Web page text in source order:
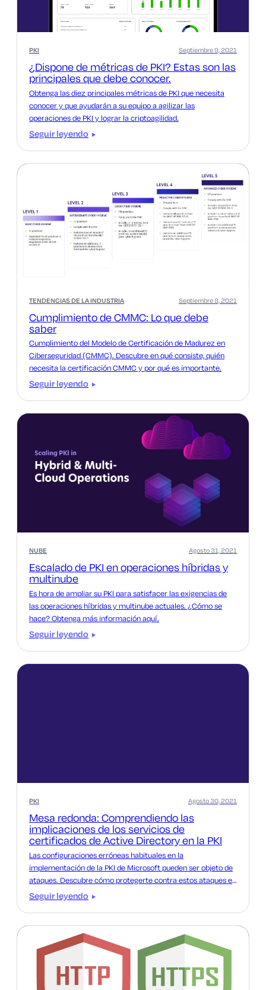
PKI
¿Dispone de métricas de PKI? Estas son las
principales que debe conocer.
Septiembre 9, 2021
Obtenga las diez principales métricas de PKI que necesita
conocer y que ayudarán a su equipo a agilizar las
operaciones de PKI y lograr la criptoagilidad.
Seguir leyendo
TENDENCIAS DE LA INDUSTRIA
Cumplimiento de CMMC: Lo que debe
saber
Septiembre 8, 2021
Cumplimiento del Modelo de Certificación de Madurez en
Ciberseguridad (CMMC). Descubre en qué consiste, quién
necesita la certificación CMMC y por qué es importante.
Seguir leyendo
NUBE
Escalado de PKI en operaciones híbridas y
multinube
Agosto 31, 2021
Es hora de ampliar su PKI para satisfacer las exigencias de
las operaciones híbridas y multinube actuales. ¿Cómo se
hace? Obtenga más información aquí.
Seguir leyendo
PKI
Mesa redonda: Comprendiendo las
implicaciones de los servicios de
certificados de Active Directory en la PKI
Agosto 30, 2021
Las configuraciones erróneas habituales en la
implementación de la PKI de Microsoft pueden ser objeto de
ataques. Descubre cómo protegerte contra estos ataques en
una mesa redonda con SpecterOps.
Seguir leyendo